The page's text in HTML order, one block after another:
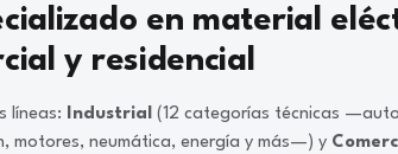
en material
y residencial
líneas: Industrial (12 categorías técnicas
motores, neumática, energía y más—) y